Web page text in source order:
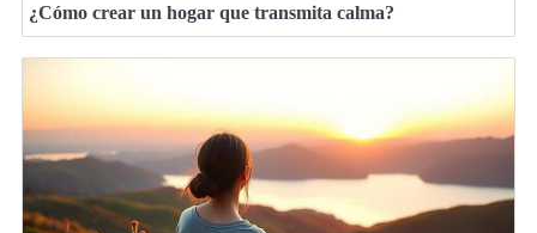
¿Cómo crear un hogar que transmita calma?